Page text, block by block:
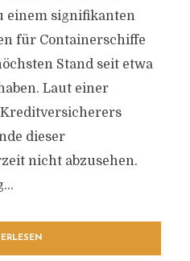
einem signifikanten
für Containerschiffe
Stand seit etwa
Laut einer
dieser
nicht abzusehen.